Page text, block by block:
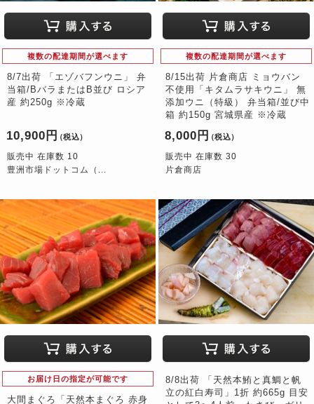
複数の配達期間が選べます
8/7出荷 「エゾバフンウニ」 弁
当箱/BバラまたはB並び ロシア
産 約250g ※冷蔵
10,900円 （税込）
販売中 在庫数 10
豊洲市場ドットコム（...
複数の配達期間が選べます
8/15出荷 片倉商店 ミョウバン
不使用「キタムラサキウニ」 無
添加ウニ（特級） 弁当箱/並び中
箱 約150g 宮城県産 ※冷蔵
8,000円 （税込）
販売中 在庫数 30
片倉商店
お届け日の指定が可能です
大間まぐろ「天然本まぐろ 赤身
8/8出荷 「天然本鮪と真鯛と帆
立の紅白寿司」1折 約665g 目安